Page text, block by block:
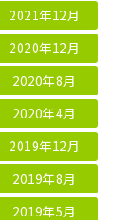
2021年12月
2020年12月
2020年8月
2020年4月
2019年12月
2019年8月
2019年5月